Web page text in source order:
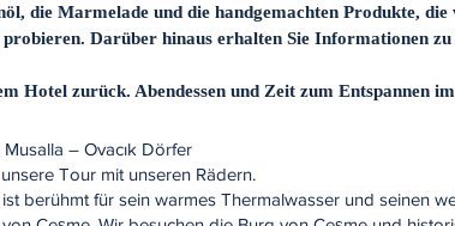
die Marmelade und die handgemachten Produkte, die
Darüber hinaus erhalten Sie Informationen zu
Hotel zurück. Abendessen und Zeit zum Entspannen
– Ovacık Dörfer
Tour mit unseren Rädern.
ist berühmt für sein warmes Thermalwasser und seinen